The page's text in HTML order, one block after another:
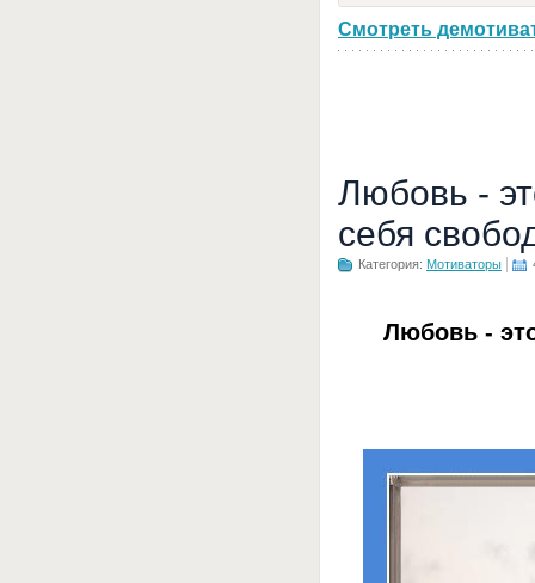
Смотреть
Любовь -
себя
Категория: Мотиваторы
Любовь -